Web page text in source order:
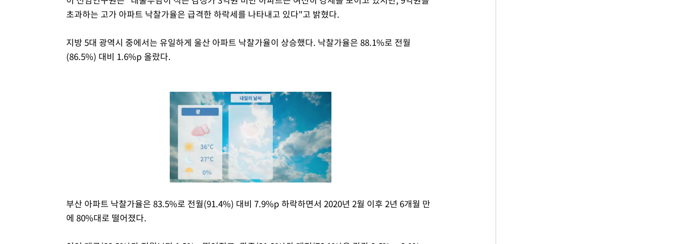
초과하는 고가 아파트 낙찰가율은 급격한 하락세를 나타내고 있다"고 밝혔다.
지방 5대 광역시 중에서는 유일하게 울산 아파트 낙찰가율이 상승했다. 낙찰가율은 88.1%로 전월
(86.5%) 대비 1.6%p 올랐다.
부산 아파트 낙찰가율은 83.5%로 전월(91.4%) 대비 7.9%p 하락하면서 2020년 2월 이후 2년 6개월 만
에 80%대로 떨어졌다.